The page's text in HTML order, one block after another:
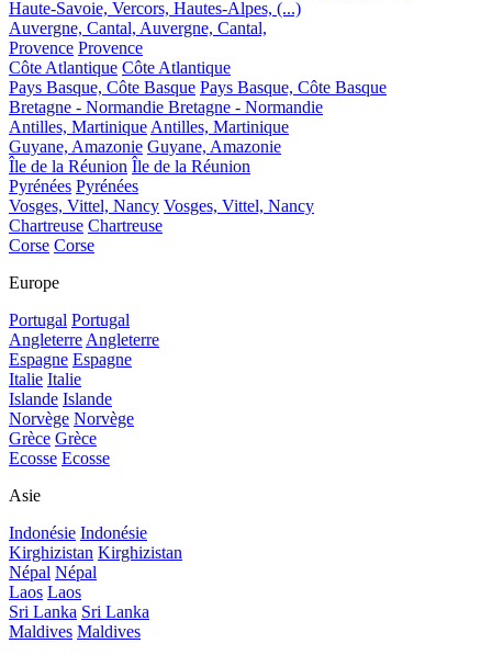
Haute-Savoie, Vercors, Hautes-Alpes, (...)
Auvergne, Cantal, Auvergne, Cantal,
Provence Provence
Côte Atlantique Côte Atlantique
Pays Basque, Côte Basque Pays Basque, Côte Basque
Bretagne - Normandie Bretagne - Normandie
Antilles, Martinique Antilles, Martinique
Guyane, Amazonie Guyane, Amazonie
Île de la Réunion Île de la Réunion
Pyrénées Pyrénées
Vosges, Vittel, Nancy Vosges, Vittel, Nancy
Chartreuse Chartreuse
Corse Corse
Europe
Portugal Portugal
Angleterre Angleterre
Espagne Espagne
Italie Italie
Islande Islande
Norvège Norvège
Grèce Grèce
Ecosse Ecosse
Asie
Indonésie Indonésie
Kirghizistan Kirghizistan
Népal Népal
Laos Laos
Sri Lanka Sri Lanka
Maldives Maldives